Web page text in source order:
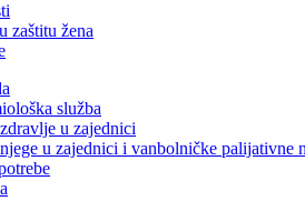
zaštitu žena
služba
u zajednici
u zajednici i vanbolničke palijativne